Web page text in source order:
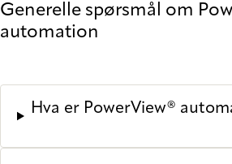
Generelle spørsmål om
automation
Hva er PowerView®